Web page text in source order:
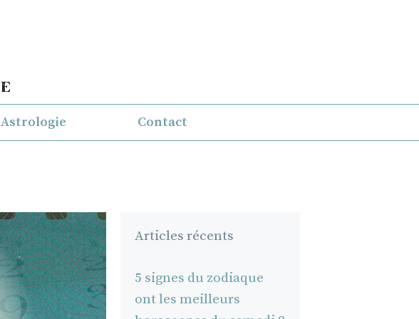
Astrologie Contact
Articles récents
5 signes du zodiaque
ont les meilleurs